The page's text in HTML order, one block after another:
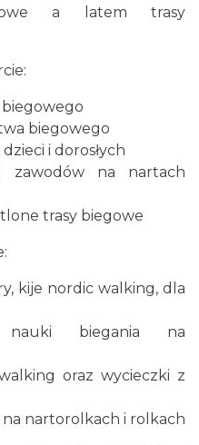
a latem trasy
biegowego
i dorosłych
zawodów na nartach
trasy biegowe
kije nordic walking, dla
biegania na
oraz wycieczki z
nartorolkach i rolkach